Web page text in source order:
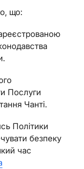
що:
Послуги
Чанті.
Політики
безпеку
час